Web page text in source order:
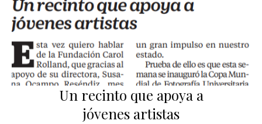
Un recinto que apoya a
jóvenes artistas